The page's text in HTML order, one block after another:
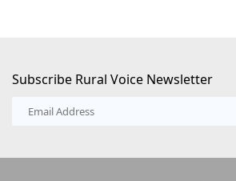
Subscribe Rural Voice Newsletter